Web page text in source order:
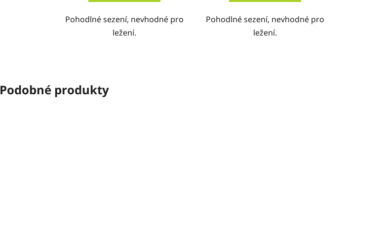
Pohodlné sezení, nevhodné pro
ležení.
Pohodlné sezení, nevhodné pro
ležení.
Podobné produkty